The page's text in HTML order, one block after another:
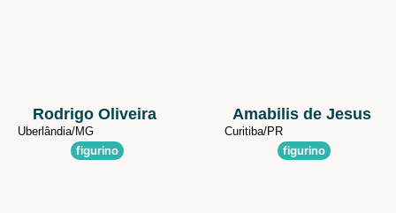
Rodrigo Oliveira
Uberlândia/MG
figurino
Amabilis de Jesus
Curitiba/PR
figurino